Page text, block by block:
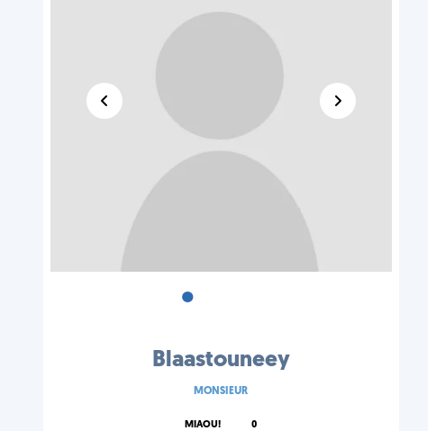
•
Blaastouneey
MONSIEUR
MIAOU! 0